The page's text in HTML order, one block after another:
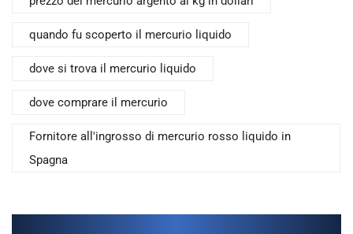
quando fu scoperto il mercurio liquido
dove si trova il mercurio liquido
dove comprare il mercurio
Fornitore all'ingrosso di mercurio rosso liquido in
Spagna